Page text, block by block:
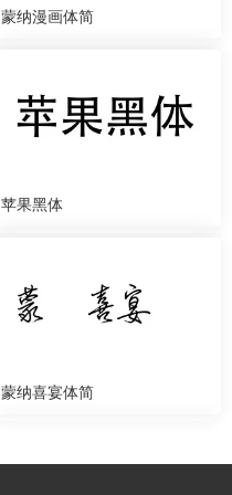
蒙纳漫画体简
苹果黑体
蒙纳喜宴体简